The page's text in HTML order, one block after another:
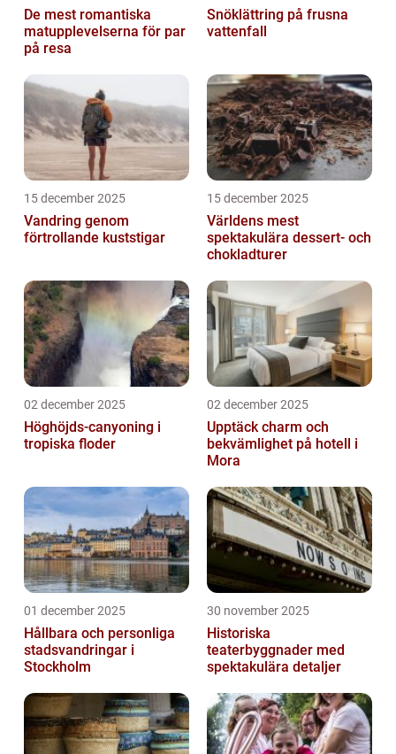
De mest romantiska
matupplevelserna för par
på resa
Snöklättring på frusna
vattenfall
15 december 2025
Vandring genom
förtrollande kuststigar
15 december 2025
Världens mest
spektakulära dessert- och
chokladturer
02 december 2025
Höghöjds-canyoning i
tropiska floder
02 december 2025
Upptäck charm och
bekvämlighet på hotell i
Mora
01 december 2025
Hållbara och personliga
stadsvandringar i
Stockholm
30 november 2025
Historiska
teaterbyggnader med
spektakulära detaljer